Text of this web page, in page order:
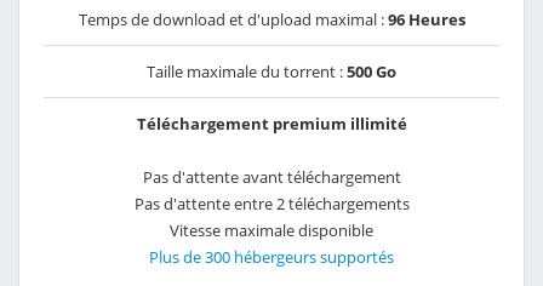
Temps de download et d'upload maximal :96 Heures
Taille maximale du torrent :500 Go
Téléchargement premium illimité
Pas d'attente avant téléchargement
Pas d'attente entre 2 téléchargements
Vitesse maximale disponible
Plus de 300 hébergeurs supportés